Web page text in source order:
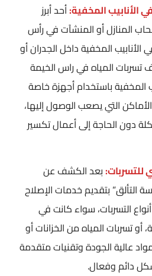
أحد أبرز
المنازل أو المنشآت في رأس
المخفية داخل الجدران أو
المياه في راس الخيمة
باستخدام أجهزة خاصة
التي يصعب الوصول إليها،
دون الحاجة إلى أعمال تكسير
بعد الكشف عن
التألق” بتقديم خدمات الإصلاح
التسربات، سواء كانت في
أو تسربات المياه من الخزانات أو
عالية الجودة وتقنيات متقدمة
دائم وفعال.